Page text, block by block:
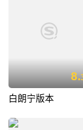
8.
白朗宁版本